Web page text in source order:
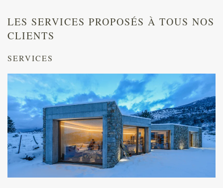
LES SERVICES PROPOSÉS À TOUS NOS
CLIENTS
SERVICES